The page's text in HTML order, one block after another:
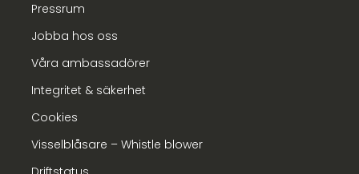
Pressrum
Jobba hos oss
Våra ambassadörer
Integritet & säkerhet
Cookies
Visselblåsare – Whistle blower